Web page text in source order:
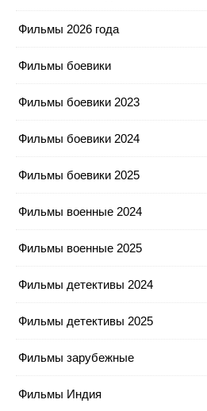
Фильмы 2026 года
Фильмы боевики
Фильмы боевики 2023
Фильмы боевики 2024
Фильмы боевики 2025
Фильмы военные 2024
Фильмы военные 2025
Фильмы детективы 2024
Фильмы детективы 2025
Фильмы зарубежные
Фильмы Индия